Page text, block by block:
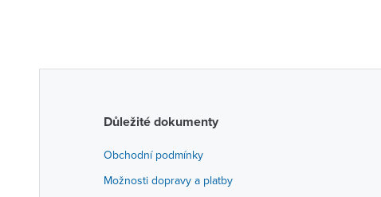
Důležité dokumenty
Obchodní podmínky
Možnosti dopravy a platby